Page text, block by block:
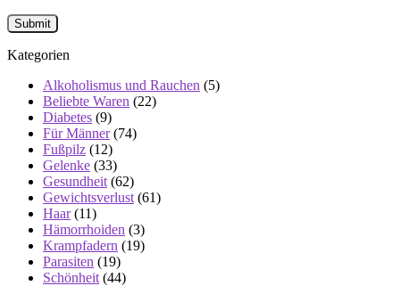
Kategorien
Alkoholismus und Rauchen (5)
Beliebte Waren (22)
Diabetes (9)
Für Männer(74)
Fußpilz (12)
Gelenke (33)
Gesundheit (62)
Gewichtsverlust (61)
Haar(11)
Hämorrhoiden (3)
Krampfadern (19)
Parasiten (19)
Schönheit (44)